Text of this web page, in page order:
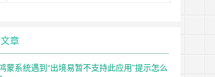
章
蒙系统遇到“出境易暂不支持此应用”提示怎么